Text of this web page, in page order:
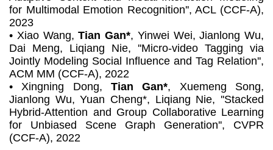
for Multimodal Emotion Recognition'', ACL (CCF-A),
2023
• Xiao Wang,Tian Gan*, Yinwei Wei, Jianlong Wu,
Dai Meng, Liqiang Nie, ''Micro-video Tagging via
Jointly Modeling Social Influence and Tag Relation'',
ACM MM (CCF-A), 2022
•Xingning Dong,Tian Gan*, Xuemeng Song,
Jianlong Wu, Yuan Cheng*, Liqiang Nie, ''Stacked
Hybrid-Attention and Group Collaborative Learning
for Unbiased Scene Graph Generation'', CVPR
(CCF-A), 2022